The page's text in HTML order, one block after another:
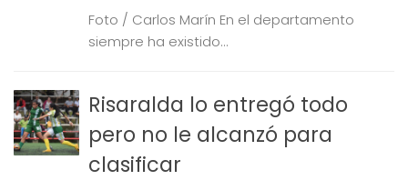
Foto / Carlos Marín En el departamento
siempre ha existido...
Risaralda lo entregó todo
pero no le alcanzó para
clasificar